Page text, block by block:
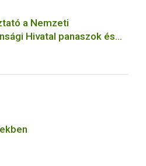
a Nemzeti
Hivatal panaszok és
kezeléséhez